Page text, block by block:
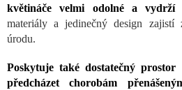
květináče velmi odolné a
materiály a jedinečný design zajistí
úrodu.
Poskytuje také dostatečný
předcházet chorobám